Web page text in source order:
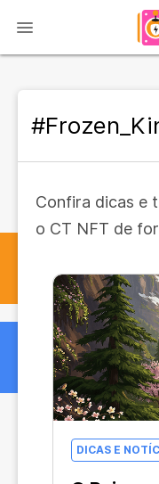
Confira dicas e
o CT NFT de
DICAS E